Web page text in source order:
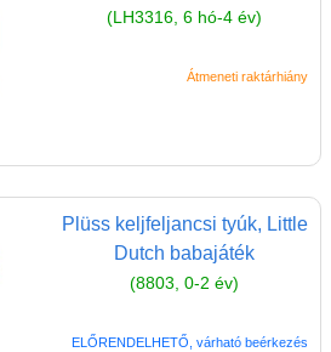
(LH3316, 6 hó-4 év)
Átmeneti raktárhiány
Plüss keljfeljancsi tyúk, Little
Dutch babajáték
(8803, 0-2 év)
ELŐRENDELHETŐ, várható beérkezés
Oktató játékok kutyáknak
Spiegelburg játékok
Strandjátékok
kalandozás